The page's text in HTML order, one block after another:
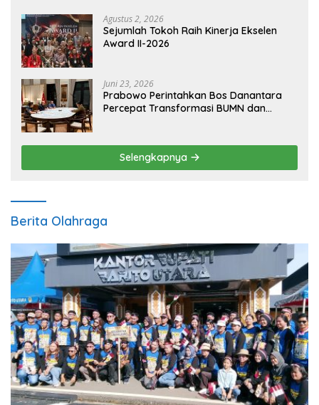
Agustus 2, 2026
Sejumlah Tokoh Raih Kinerja Ekselen
Award II-2026
Juni 23, 2026
Prabowo Perintahkan Bos Danantara
Percepat Transformasi BUMN dan
Selengkapnya
Berita Olahraga